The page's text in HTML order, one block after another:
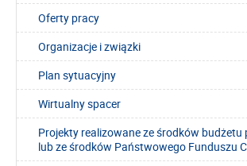
Oferty pracy
Organizacje i związki
Plan sytuacyjny
Wirtualny spacer
Projekty realizowane ze środków budżetu
lub ze środków Państwowego Funduszu